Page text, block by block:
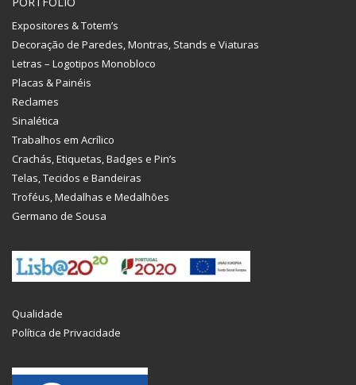
Expositores & Totem’s
Decoração de Paredes, Montras, Stands e Viaturas
Letras – Logotipos Monobloco
Placas & Painéis
Reclames
Sinalética
Trabalhos em Acrílico
Crachás, Etiquetas, Badges e Pin’s
Telas, Tecidos e Bandeiras
Troféus, Medalhas e Medalhões
Germano de Sousa
Qualidade
Política de Privacidade